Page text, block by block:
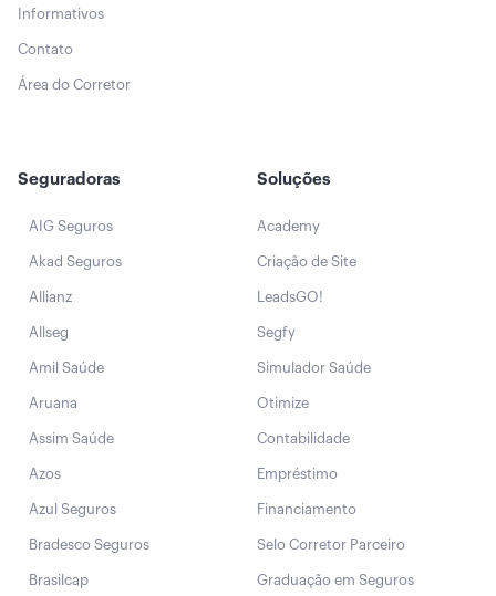
Informativos
Contato
Área do Corretor
Seguradoras
AIG Seguros
Akad Seguros
Allianz
Allseg
Amil Saúde
Aruana
Assim Saúde
Azos
Azul Seguros
Bradesco Seguros
Brasilcap
Soluções
Academy
Criação de Site
LeadsGO!
Segfy
Simulador Saúde
Otimize
Contabilidade
Empréstimo
Financiamento
Selo Corretor Parceiro
Graduação em Seguros